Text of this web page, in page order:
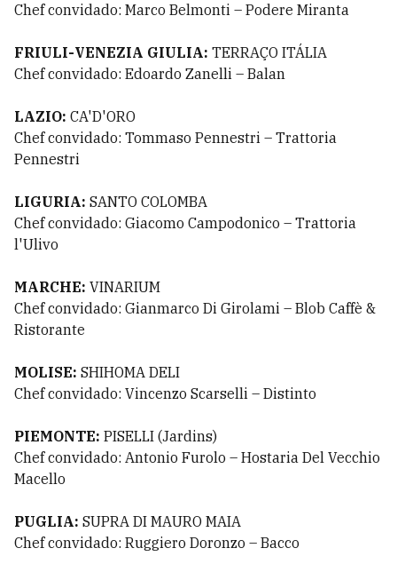
Chef convidado: Marco Belmonti – Podere Miranta
FRIULI-VENEZIA GIULIA: TERRAÇO ITÁLIA
Chef convidado: Edoardo Zanelli – Balan
LAZIO: CA'D'ORO
Chef convidado: Tommaso Pennestri – Trattoria
Pennestri
LIGURIA: SANTO COLOMBA
Chef convidado: Giacomo Campodonico – Trattoria
l'Ulivo
MARCHE: VINARIUM
Chef convidado: Gianmarco Di Girolami – Blob Caffè &
Ristorante
MOLISE: SHIHOMA DELI
Chef convidado: Vincenzo Scarselli – Distinto
PIEMONTE: PISELLI (Jardins)
Chef convidado: Antonio Furolo – Hostaria Del Vecchio
Macello
PUGLIA: SUPRA DI MAURO MAIA
Chef convidado: Ruggiero Doronzo – Bacco